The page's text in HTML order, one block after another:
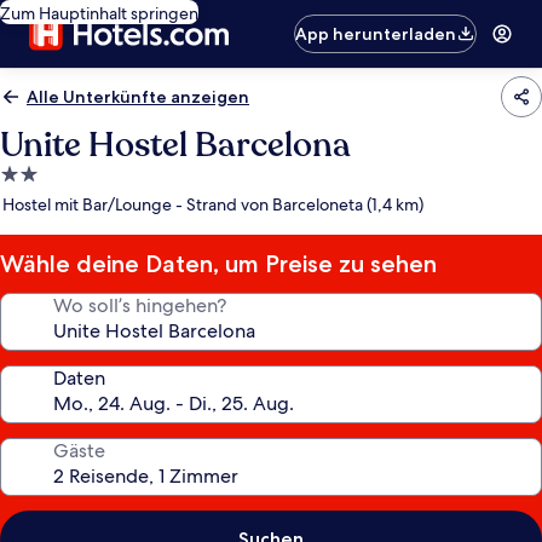
Zum Hauptinhalt springen
App herunterladen
Alle Unterkünfte anzeigen
Unite Hostel Barcelona
2.0-
Sterne-
Hostel mit Bar/Lounge - Strand von Barceloneta (1,4 km)
Wähle deine Daten, um Preise zu sehen
Wo soll’s hingehen?
Daten
Gäste